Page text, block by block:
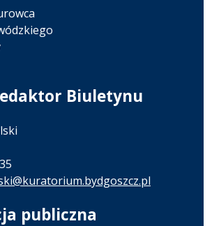
Biuletynu
publiczna